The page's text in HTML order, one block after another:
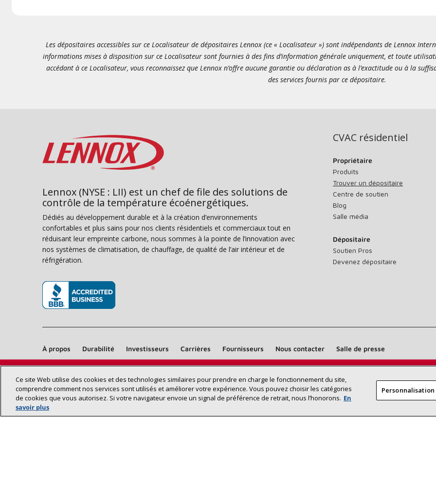
Les dépositaires accessibles sur ce Localisateur de dépositaires Lennox (ce « Localisateur ») sont indépendants de Lennox
informations mises à disposition sur ce Localisateur sont fournies à des fins d’information générale uniquement, et toute
accédant à ce Localisateur, vous reconnaissez que Lennox n’offre aucune garantie ou déclaration as à l’exactitude ou à la
des services fournis par ce dépositaire.
Trouvez un dépositaire Lennox près
de chez vous
Lennox (NYSE : LII) est un chef de file des solutions de
contrôle de la température écoénergétiques.
Dédiés au développement durable et à la création d’environnements
confortables et plus sains pour nos clients résidentiels et commerciaux tout en
réduisant leur empreinte carbone, nous sommes à la pointe de l’innovation avec
nos systèmes de climatisation, de chauffage, de qualité de l’air intérieur et de
réfrigération.
CVAC résidentiel
Propriétaire
Produits
Trouver un dépositaire
Centre de soutien
Blog
Salle média
Dépositaire
Soutien Pros
Devenez dépositaire
À propos Durabilité Investisseurs Carrières Fournisseurs Nous contacter Salle de presse
Ce site Web utilise des cookies et des technologies similaires pour prendre en charge le fonctionnement du site,
comprendre comment nos services sont utilisés et améliorer votre expérience. Vous pouvez choisir les catégories
de cookies que vous autorisez. Si votre navigateur envoie un signal de préférence de retrait, nous l’honorons. En
savoir plus